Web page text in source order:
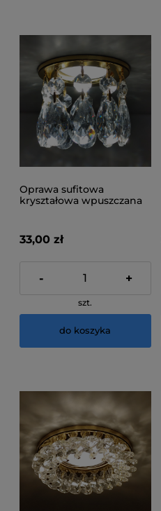
Oprawa sufitowa
kryształowa wpuszczana
33,00 zł
- +
szt.
do koszyka